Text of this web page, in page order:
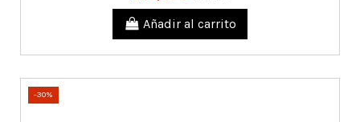
Añadir al carrito
-30%